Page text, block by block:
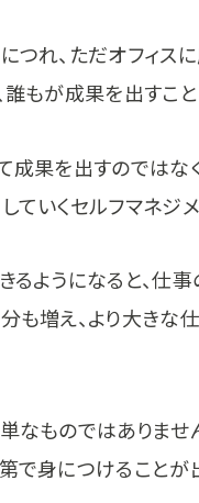
つれ、ただオフィス
誰もが成果を出すこ
成果を出すのではな
ていくセルフマネジ
るようになると、仕
も増え、より大きな
なものではありませ
で身につけることが